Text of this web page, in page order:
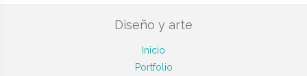
Diseño y arte
Inicio
Portfolio